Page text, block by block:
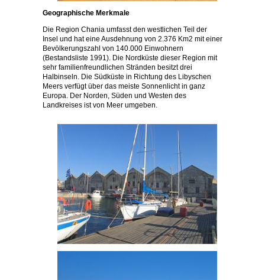
Geographische Merkmale
Die Region Chania umfasst den westlichen Teil der
Insel und hat eine Ausdehnung von 2.376 Km2 mit einer
Bevölkerungszahl von 140.000 Einwohnern
(Bestandsliste 1991). Die Nordküste dieser Region mit
sehr familienfreundlichen Stränden besitzt drei
Halbinseln. Die Südküste in Richtung des Libyschen
Meers verfügt über das meiste Sonnenlicht in ganz
Europa. Der Norden, Süden und Westen des
Landkreises ist von Meer umgeben.